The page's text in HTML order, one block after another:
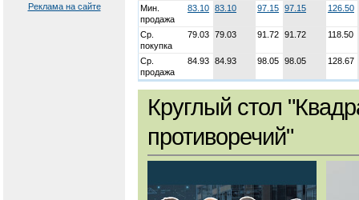
Реклама на сайте
Мин.
продажа
83.10 83.10 97.15 97.15 126.50
Ср.
покупка
79.03 79.03 91.72 91.72 118.50
Ср.
продажа
84.93 84.93 98.05 98.05 128.67
Круглый стол
противоречий"